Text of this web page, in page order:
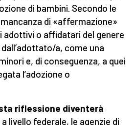
di bambini. Secondo le
di «affermazione»
adottivi o affidatari del genere
a, come una
e, di conseguenza, a quei
l’adozione o
riflessione diventerà
livello federale, le agenzie di